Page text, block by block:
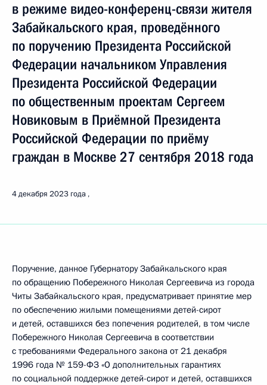
в режиме видео-конференц-связи жителя
Забайкальского края, проведённого
по поручению Президента Российской
Федерации начальником Управления
Президента Российской Федерации
по общественным проектам Сергеем
Новиковым в Приёмной Президента
Российской Федерации по приёму
граждан в Москве 27 сентября 2018 года
4 декабря 2023 года
Поручение, данное Губернатору Забайкальского края
по обращению Побережного Николая Сергеевича из города
Читы Забайкальского края, предусматривает принятие мер
по обеспечению жилыми помещениями детей-сирот
и детей, оставшихся без попечения родителей, в том числе
Побережного Николая Сергеевича в соответствии
с требованиями Федерального закона от 21 декабря
1996 года № 159-ФЗ «О дополнительных гарантиях
по социальной поддержке детей-сирот и детей, оставшихся